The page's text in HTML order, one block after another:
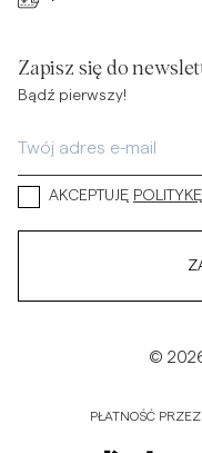
Zapisz się do
Bądź pierwszy!
AKCEPTUJĘ
©
PŁATNOŚĆ PRZEZ